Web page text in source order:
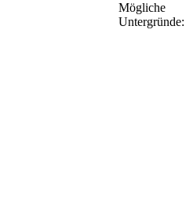
Mögliche
Untergründe: